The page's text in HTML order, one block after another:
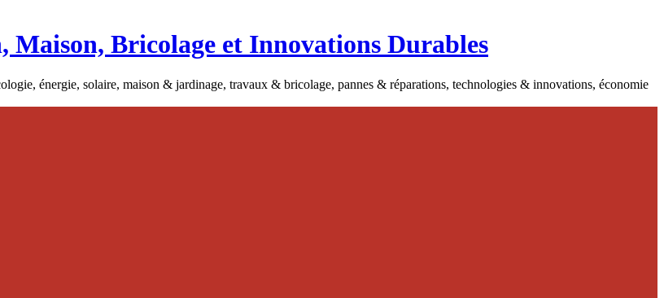
Maison, Bricolage et Innovations Durables
énergie, solaire, maison & jardinage, travaux & bricolage, pannes & réparations, technologies & innovations, économie